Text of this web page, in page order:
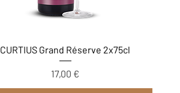
Aperçu rapide
CURTIUS Grand Réserve 2x75cl
Prix
17,00 €